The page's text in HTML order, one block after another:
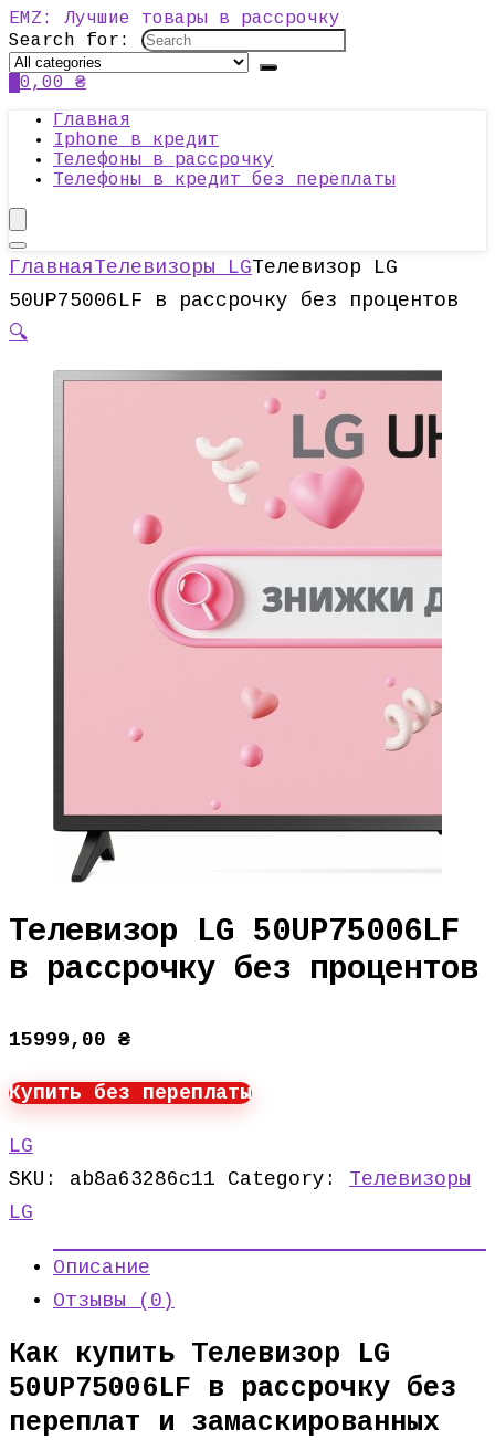
EMZ: Лучшие товары в рассрочку
Search for:
0,00 ₴
Главная
Iphone в кредит
Телефоны в рассрочку
Телефоны в кредит без переплаты
ГлавнаяТелевизоры LGТелевизор LG
50UP75006LF в рассрочку без процентов
🔍
Телевизор LG 50UP75006LF
в рассрочку без процентов
15999,00 ₴
Купить без переплаты
LG
SKU: ab8a63286c11 Category: Телевизоры
LG
Описание
Отзывы (0)
Как купить Телевизор LG
50UP75006LF в рассрочку без
переплат и замаскированных